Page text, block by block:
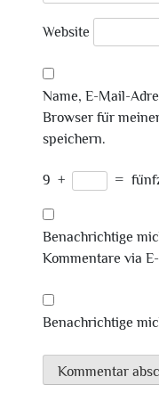
Website
Name, E-Mail-
Browser für
speichern.
9 + =
Benachrichtige
Kommentare via
Benachrichtige